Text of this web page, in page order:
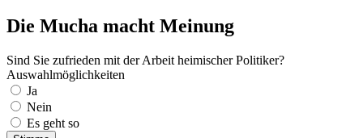
Die Mucha macht Meinung
Sind Sie zufrieden mit der Arbeit heimischer Politiker?
Auswahlmöglichkeiten
Ja
Nein
Es geht so